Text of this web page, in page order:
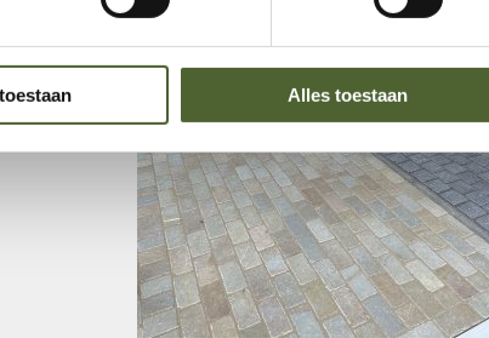
Alles toestaan